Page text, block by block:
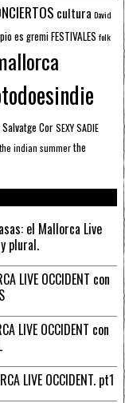
cultura David
es gremiFESTIVALES folk
Salvatge CorSEXY SADIE
the indian summerthe
el Mallorca Live
plural.
LIVE OCCIDENT con
LIVE OCCIDENT con
LIVE OCCIDENT. pt1